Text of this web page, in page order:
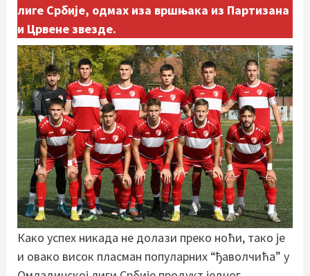
лиге Србије, одмах иза вршњака из Партизана
и Црвене звезде.
Како успех никада не долази преко ноћи, тако је
и овако висок пласман популарних “ђаволчића” у